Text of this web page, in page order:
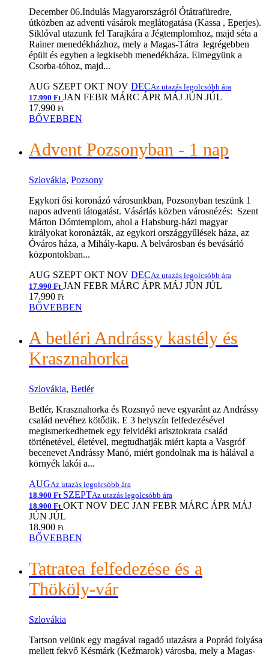
December 06.Indulás Magyarországról Ótátrafüredre,
útközben az adventi vásárok meglátogatása (Kassa , Eperjes).
Siklóval utazunk fel Tarajkára a Jégtemplomhoz, majd séta a
Rainer menedékházhoz, mely a Magas-Tátra legrégebben
épült és egyben a legkisebb menedékháza. Elmegyünk a
Csorba-tóhoz, majd...
AUG SZEPT OKT NOV DECAz utazás legolcsóbb ára
17.990 Ft JAN FEBR MÁRC ÁPR MÁJ JÚN JÚL
17.990 Ft
BŐVEBBEN
Advent Pozsonyban - 1 nap
Szlovákia, Pozsony
Egykori ősi koronázó városunkban, Pozsonyban teszünk 1
napos adventi látogatást. Vásárlás közben városnézés: Szent
Márton Dómtemplom, ahol a Habsburg-házi magyar
királyokat koronázták, az egykori országgyűlések háza, az
Óváros háza, a Mihály-kapu. A belvárosban és bevásárló
központokban...
AUG SZEPT OKT NOV DECAz utazás legolcsóbb ára
17.990 Ft JAN FEBR MÁRC ÁPR MÁJ JÚN JÚL
17.990 Ft
BŐVEBBEN
A betléri Andrássy kastély és
Krasznahorka
Szlovákia, Betlér
Betlér, Krasznahorka és Rozsnyó neve egyaránt az Andrássy
család nevéhez kötődik. E 3 helyszín felfedezésével
megismerkedhetnek egy felvidéki arisztokrata család
történetével, életével, megtudhatják miért kapta a Vasgróf
becenevet Andrássy Manó, miért gondolnak ma is hálával a
környék lakói a...
AUGAz utazás legolcsóbb ára
18.900 Ft SZEPTAz utazás legolcsóbb ára
18.900 Ft OKT NOV DEC JAN FEBR MÁRC ÁPR MÁJ
JÚN JÚL
18.900 Ft
BŐVEBBEN
Tatratea felfedezése és a
Thököly-vár
Szlovákia
Tartson velünk egy magával ragadó utazásra a Poprád folyása
mellett fekvő Késmárk (Kežmarok) városba, mely a Magas-